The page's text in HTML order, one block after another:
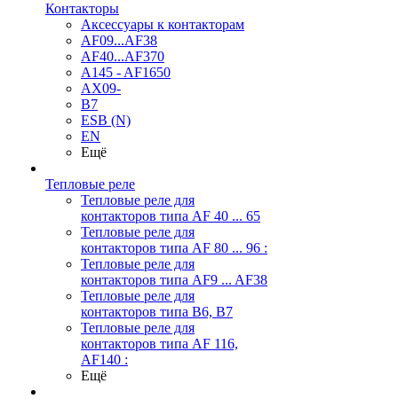
Контакторы
Аксессуары к контакторам
AF09...AF38
AF40...AF370
A145 - AF1650
AX09-
B7
ESB (N)
EN
Ещё
Тепловые реле
Тепловые реле для
контакторов типа AF 40 ... 65
Тепловые реле для
контакторов типа AF 80 ... 96 :
Тепловые реле для
контакторов типа AF9 ... AF38
Тепловые реле для
контакторов типа В6, В7
Тепловые реле для
контакторов типа AF 116,
AF140 :
Ещё